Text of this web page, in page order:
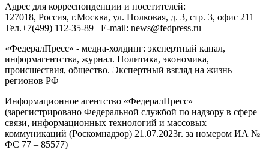
Адрес для корреспонденции и посетителей:
127018, Россия, г.Москва, ул. Полковая, д. 3, стр. 3, офис 211
Тел.+7(499) 112-35-89 E-mail: news@fedpress.ru
«ФедералПресс» - медиа-холдинг: экспертный канал,
информагентства, журнал. Политика, экономика,
происшествия, общество. Экспертный взгляд на жизнь
регионов РФ
Информационное агентство «ФедералПресс»
(зарегистрировано Федеральной службой по надзору в сфере
связи, информационных технологий и массовых
коммуникаций (Роскомнадзор) 21.07.2023г. за номером ИА №
ФС 77 – 85577)